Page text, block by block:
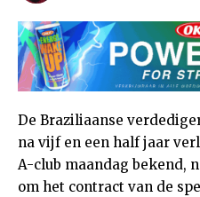
De Braziliaanse
na vijf en een half jaar
A-club maandag bekend,
om het contract van de